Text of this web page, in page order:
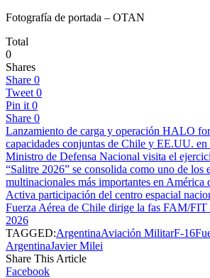
Fotografía de portada – OTAN
Total
0
Shares
Share 0
Tweet 0
Pin it 0
Share 0
Lanzamiento de carga y operación HALO
capacidades conjuntas de Chile y EE.UU.
Ministro de Defensa Nacional visita el
“Salitre 2026” se consolida como uno de los
multinacionales más importantes en América
Activa participación del centro espacial
Fuerza Aérea de Chile dirige la fas FAM/
2026
TAGGED:ArgentinaAviación MilitarF-16
ArgentinaJavier Milei
Share This Article
Facebook